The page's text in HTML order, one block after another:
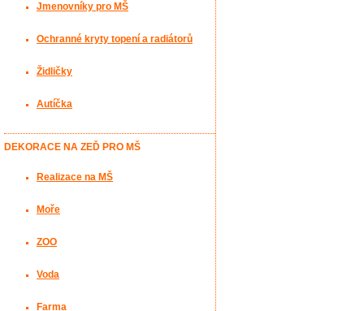
Jmenovníky pro MŠ
Ochranné kryty topení a radiátorů
Židličky
Autíčka
DEKORACE NA ZEĎ PRO MŠ
Realizace na MŠ
Moře
ZOO
Voda
Farma